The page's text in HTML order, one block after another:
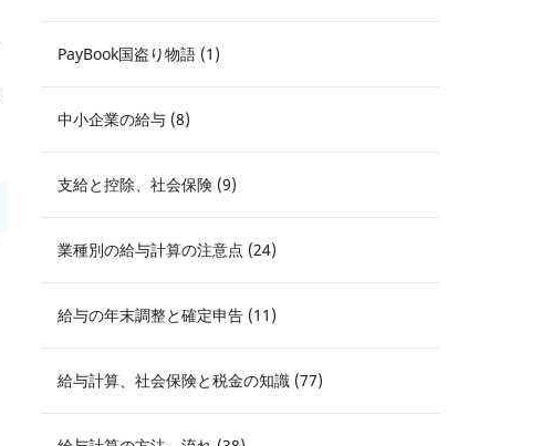
PayBook国盗り物語 (1)
中小企業の給与 (8)
支給と控除、社会保険 (9)
業種別の給与計算の注意点 (24)
給与の年末調整と確定申告 (11)
給与計算、社会保険と税金の知識 (77)